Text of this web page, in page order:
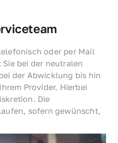
oder per Mail
bei der neutralen
der Abwicklung bis hin
Provider. Hierbei
Die
sofern gewünscht,